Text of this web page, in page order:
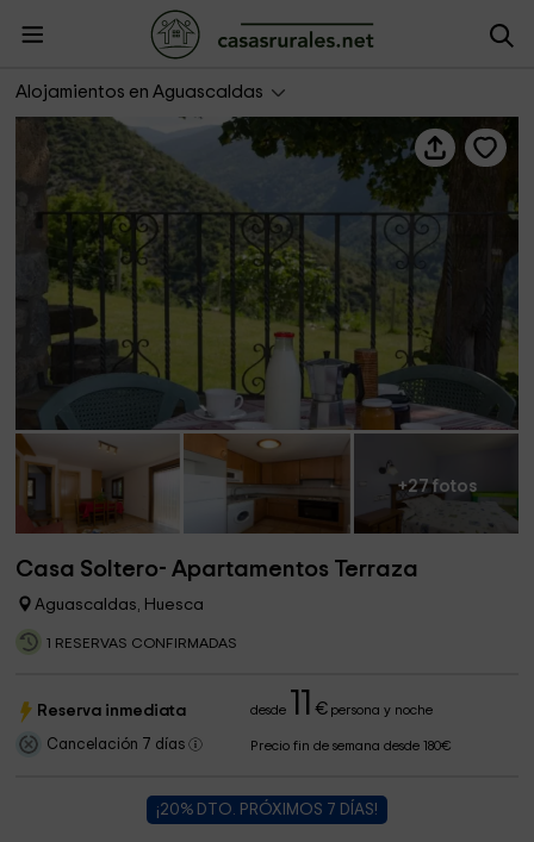
Alojamientos en Aguascaldas
Casa Soltero- Apartamentos Terraza
+27 fotos
Casa Soltero- Apartamentos Terraza
Aguascaldas, Huesca
1 RESERVAS CONFIRMADAS
Reserva inmediata desde €persona y noche
Cancelación 7 días Precio fin de semana desde 180€
¡20% DTO. PRÓXIMOS 7 DÍAS!